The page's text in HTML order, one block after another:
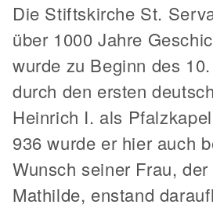
Die Stiftskirche St.
über 1000 Jahre
wurde zu Beginn des
durch den ersten
Heinrich I. als
936 wurde er hier auch
Wunsch seiner Frau,
Mathilde, enstand